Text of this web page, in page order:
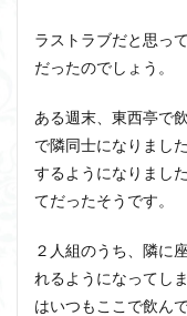
ラストラブだと思っ
だったのでしょう。
ある週末、東西亭で
で隣同士になりまし
するようになりまし
てだったそうです。
２人組のうち、隣に
れるようになってし
はいつもここで飲ん